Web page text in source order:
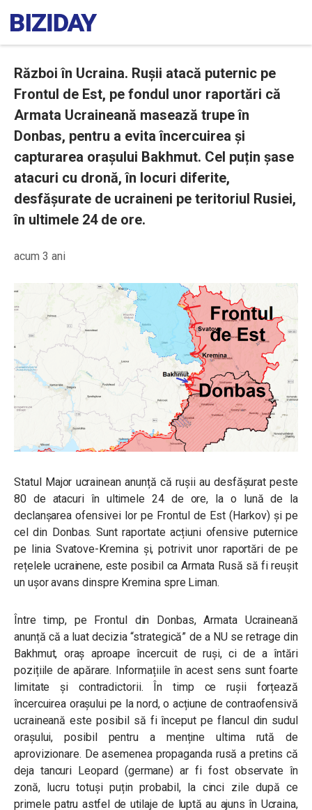
Război în Ucraina. Rușii atacă puternic pe
Frontul de Est, pe fondul unor raportări că
Armata Ucraineană masează trupe în
Donbas, pentru a evita încercuirea și
capturarea orașului Bakhmut. Cel puțin șase
atacuri cu dronă, în locuri diferite,
desfășurate de ucraineni pe teritoriul Rusiei,
în ultimele 24 de ore.
acum 3 ani
Statul Major ucrainean anunță că rușii au desfășurat peste
80 de atacuri în ultimele 24 de ore, la o lună de la
declanșarea ofensivei lor pe Frontul de Est (Harkov) și pe
cel din Donbas. Sunt raportate acțiuni ofensive puternice
pe linia Svatove-Kremina și, potrivit unor raportări de pe
rețelele ucrainene, este posibil ca Armata Rusă să fi reușit
un ușor avans dinspre Kremina spre Liman.
Între timp, pe Frontul din Donbas, Armata Ucraineană
anunță că a luat decizia “strategică” de a NU se retrage din
Bakhmut, oraș aproape încercuit de ruși, ci de a întări
pozițiile de apărare. Informațiile în acest sens sunt foarte
limitate și contradictorii. În timp ce rușii forțează
încercuirea orașului pe la nord, o acțiune de contraofensivă
ucraineană este posibil să fi început pe flancul din sudul
orașului, posibil pentru a menține ultima rută de
aprovizionare. De asemenea propaganda rusă a pretins că
deja tancuri Leopard (germane) ar fi fost observate în
zonă, lucru totuși puțin probabil, la cinci zile după ce
primele patru astfel de utilaje de luptă au ajuns în Ucraina,